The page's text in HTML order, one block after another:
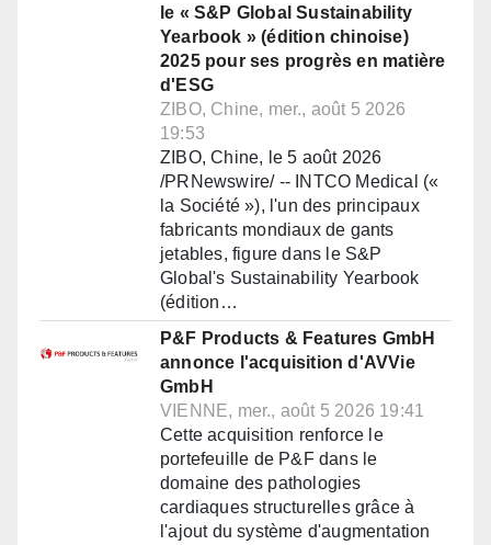
le « S&P Global Sustainability
Yearbook » (édition chinoise)
2025 pour ses progrès en matière
d'ESG
ZIBO, Chine, mer., août 5 2026
19:53
ZIBO, Chine, le 5 août 2026
/PRNewswire/ -- INTCO Medical («
la Société »), l'un des principaux
fabricants mondiaux de gants
jetables, figure dans le S&P
Global's Sustainability Yearbook
(édition…
P&F Products & Features GmbH
annonce l'acquisition d'AVVie
GmbH
VIENNE, mer., août 5 2026 19:41
Cette acquisition renforce le
portefeuille de P&F dans le
domaine des pathologies
cardiaques structurelles grâce à
l'ajout du système d'augmentation